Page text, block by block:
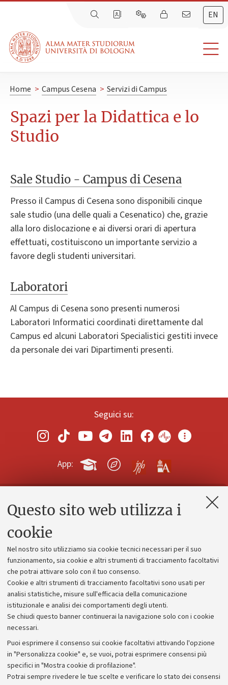
Questo sito web utilizza i
cookie
Nel nostro sito utilizziamo sia cookie tecnici necessari per il suo
funzionamento, sia cookie e altri strumenti di tracciamento facoltativi
che potrai attivare solo con il tuo consenso.
Cookie e altri strumenti di tracciamento facoltativi sono usati per
analisi statistiche, misure sull'efficacia della comunicazione
istituzionale e analisi dei comportamenti degli utenti.
Se chiudi questo banner continuerai la navigazione solo con i cookie
necessari.
Puoi esprimere il consenso sui cookie facoltativi attivando l'opzione
in "Personalizza cookie" e, se vuoi, potrai esprimere consensi più
specifici in "Mostra cookie di profilazione".
Potrai sempre rivedere le tue scelte e verificare lo stato dei consensi
EN
Home > Campus Cesena > Servizi di Campus
Spazi per la Didattica e lo
Studio
Sale Studio - Campus di Cesena
Presso il Campus di Cesena sono disponibili cinque
sale studio (una delle quali a Cesenatico) che, grazie
alla loro dislocazione e ai diversi orari di apertura
effettuati, costituiscono un importante servizio a
favore degli studenti universitari.
Laboratori
Al Campus di Cesena sono presenti numerosi
Laboratori Informatici coordinati direttamente dal
Campus ed alcuni Laboratori Specialistici gestiti invece
da personale dei vari Dipartimenti presenti.
Seguici su:
App:
Contatti e PEC
Alumni community
Piano strategico
Bilanci
Donazioni e 5x1000
Bandi, gare e concorsi
Albo online
Amministrazione trasparente